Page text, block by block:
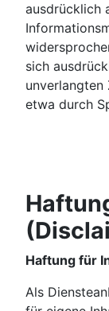
ausdrücklich
sich
unverlangten
etwa durch
Haftung für
Als